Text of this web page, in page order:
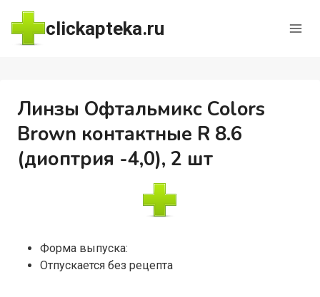
Перейти
содержимому
clickapteka.ru
Линзы Офтальмикс Colors
Brown контактные R 8.6
(диоптрия -4,0), 2 шт
Форма выпуска:
Отпускается без рецепта